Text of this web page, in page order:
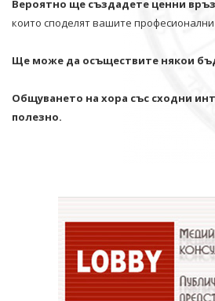
Вероятно ще създадете ценни
които споделят вашите
Ще може да осъществите някои
Общуването на хора със сходни
полезно.